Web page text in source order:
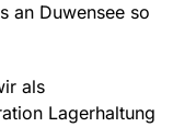
an Duwensee so
als
Lagerhaltung